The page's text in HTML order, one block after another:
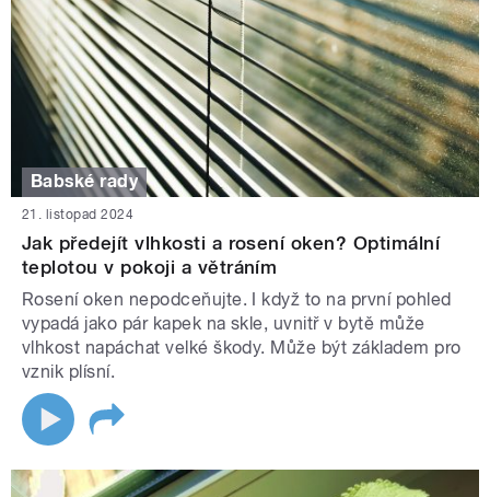
Babské rady
21. listopad 2024
Jak předejít vlhkosti a rosení oken? Optimální
teplotou v pokoji a větráním
Rosení oken nepodceňujte. I když to na první pohled
vypadá jako pár kapek na skle, uvnitř v bytě může
vlhkost napáchat velké škody. Může být základem pro
vznik plísní.